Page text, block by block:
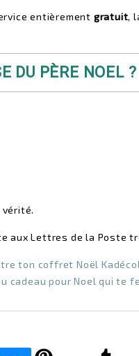
entièrement gratuit,
DU PÈRE NOEL ?
aux Lettres de la Poste
ton coffret Noël
cadeau pour Noel qui te